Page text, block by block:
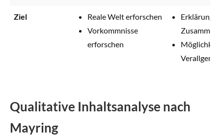
Ziel
Reale Welt erforschen
Vorkommnisse
erforschen
Erklärung
Qualitative Inhaltsanalyse nach
Mayring